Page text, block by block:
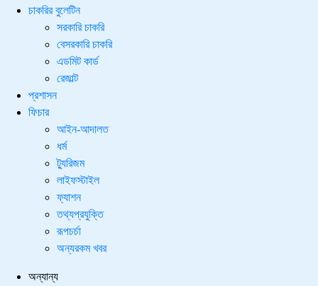
চাকরির বুলেটিন
সরকারি চাকরি
বেসরকারি চাকরি
এডমিট কার্ড
রেজাল্ট
প্রশাসন
ফিচার
আইন-আদালত
ধর্ম
ট্যুরিজম
লাইফস্টাইল
ফ্যাশন
তথ্যপ্রযুক্তি
রূপচর্চা
অন্যরকম খবর
অন্যান্য